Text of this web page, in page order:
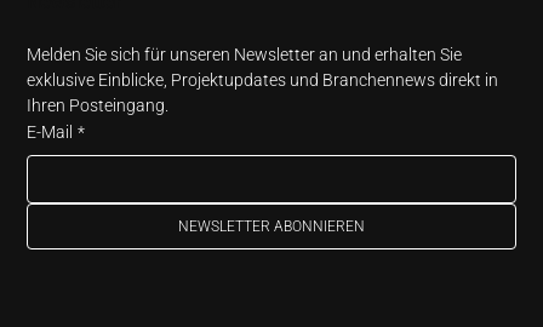
Melden Sie sich für unseren Newsletter an und erhalten Sie
exklusive Einblicke, Projektupdates und Branchennews direkt in
Ihren Posteingang.
E-Mail *
NEWSLETTER ABONNIEREN